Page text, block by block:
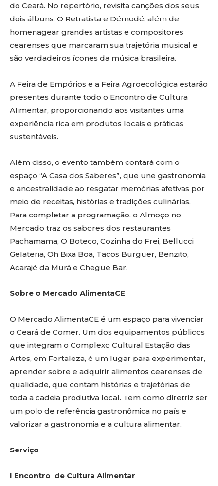
do Ceará. No repertório, revisita canções dos seus
dois álbuns, O Retratista e Démodé, além de
homenagear grandes artistas e compositores
cearenses que marcaram sua trajetória musical e
são verdadeiros ícones da música brasileira.
A Feira de Empórios e a Feira Agroecológica estarão
presentes durante todo o Encontro de Cultura
Alimentar, proporcionando aos visitantes uma
experiência rica em produtos locais e práticas
sustentáveis.
Além disso, o evento também contará com o
espaço “A Casa dos Saberes”, que une gastronomia
e ancestralidade ao resgatar memórias afetivas por
meio de receitas, histórias e tradições culinárias.
Para completar a programação, o Almoço no
Mercado traz os sabores dos restaurantes
Pachamama, O Boteco, Cozinha do Frei, Bellucci
Gelateria, Oh Bixa Boa, Tacos Burguer, Benzito,
Acarajé da Murá e Chegue Bar.
Sobre o Mercado AlimentaCE
O Mercado AlimentaCE é um espaço para vivenciar
o Ceará de Comer. Um dos equipamentos públicos
que integram o Complexo Cultural Estação das
Artes, em Fortaleza, é um lugar para experimentar,
aprender sobre e adquirir alimentos cearenses de
qualidade, que contam histórias e trajetórias de
toda a cadeia produtiva local. Tem como diretriz ser
um polo de referência gastronômica no país e
valorizar a gastronomia e a cultura alimentar.
Serviço
I Encontro de Cultura Alimentar